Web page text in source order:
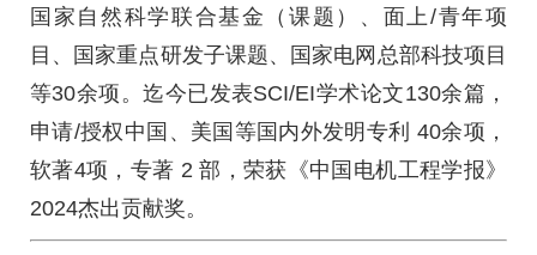
国家自然科学联合基金（课题）、面上/青年项
目、国家重点研发子课题、国家电网总部科技项目
等30余项。迄今已发表SCI/EI学术论文130余篇，
申请/授权中国、美国等国内外发明专利 40余项，
软著4项，专著 2 部，荣获《中国电机工程学报》
2024杰出贡献奖。